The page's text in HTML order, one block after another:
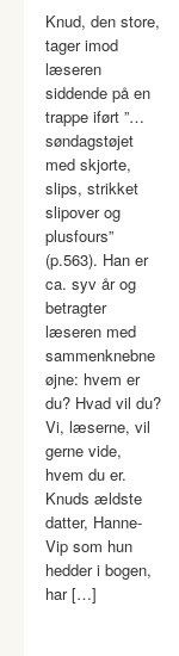
Knud, den store,
tager imod
læseren
siddende på en
trappe iført ”…
søndagstøjet
med skjorte,
slips, strikket
slipover og
plusfours”
(p.563). Han er
ca. syv år og
betragter
læseren med
sammenknebne
øjne: hvem er
du? Hvad vil du?
Vi, læserne, vil
gerne vide,
hvem du er.
Knuds ældste
datter, Hanne-
Vip som hun
hedder i bogen,
har […]